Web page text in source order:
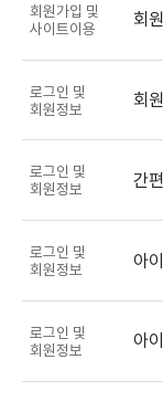
회원가입 및
사이트이용
회
로그인 및
회원정보
회
로그인 및
회원정보
간
로그인 및
회원정보
아
로그인 및
회원정보
아